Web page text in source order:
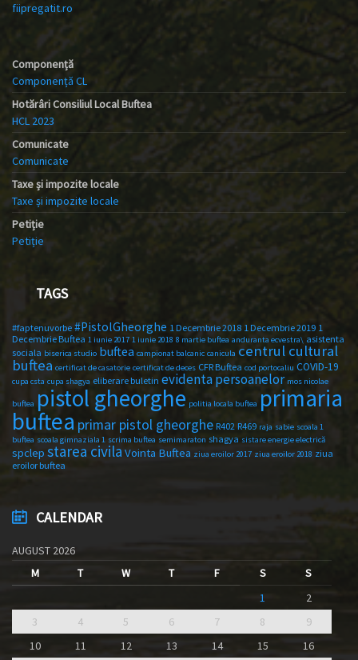
fiipregatit.ro
Componență
Componență CL
Hotărâri Consiliul Local Buftea
HCL 2023
Comunicate
Comunicate
Taxe și impozite locale
Taxe și impozite locale
Petiție
Petiție
TAGS
#faptenuvorbe #PistolGheorghe 1 Decembrie 2018 1 Decembrie 2019 1
Decembrie Buftea 1 iunie 2017 1 iunie 2018 8 martie buftea anduranta ecvestra\ asistenta
sociala biserica studio buftea campionat balcanic canicula centrul cultural
buftea certificat de casatorie certificat de deces CFR Buftea cod portocaliu COVID-19
cupa csta cupa shagya eliberare buletin evidenta persoanelor mos nicolae
buftea pistol gheorghe politia locala buftea primaria
buftea primar pistol gheorghe R402 R469 raja sabie scoala 1
buftea scoala gimnaziala 1 scrima buftea semimaraton shagya sistare energie electrică
spclep starea civila Vointa Buftea ziua eroilor 2017 ziua eroilor 2018 ziua
eroilor buftea
CALENDAR
AUGUST 2026
M
T W T F S
S
1
2
3
4 5 6 7 8
9
10
11 12 13 14 15 16